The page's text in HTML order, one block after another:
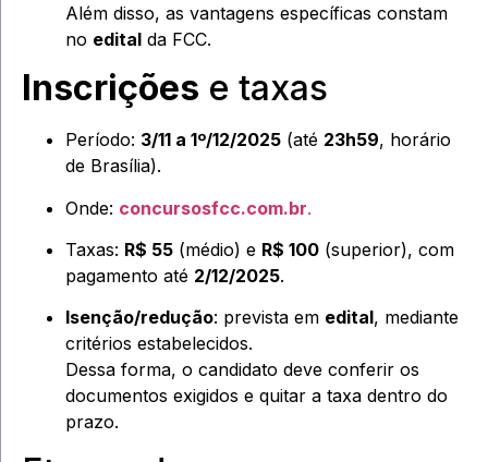
Além disso, as vantagens específicas constam
no edital da FCC.
Inscrições e taxas
Período: 3/11 a 1º/12/2025 (até 23h59, horário
de Brasília).
Onde: concursosfcc.com.br.
Taxas: R$ 55 (médio) e R$ 100 (superior), com
pagamento até 2/12/2025.
Isenção/redução: prevista em edital, mediante
critérios estabelecidos.
Dessa forma, o candidato deve conferir os
documentos exigidos e quitar a taxa dentro do
prazo.